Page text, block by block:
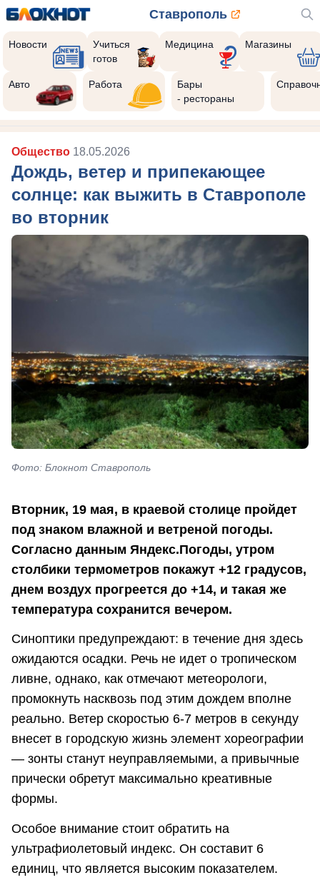
Ставрополь
Новости
Учиться
готов
Медицина Магазины
Авто Работа
Бары
- рестораны
Общество 18.05.2026
Дождь, ветер и припекающее
солнце: как выжить в Ставрополе
во вторник
Фото: Блокнот Ставрополь
Вторник, 19 мая, в краевой столице пройдет
под знаком влажной и ветреной погоды.
Согласно данным Яндекс.Погоды, утром
столбики термометров покажут +12 градусов,
днем воздух прогреется до +14, и такая же
температура сохранится вечером.
Синоптики предупреждают: в течение дня здесь
ожидаются осадки. Речь не идет о тропическом
ливне, однако, как отмечают метеорологи,
промокнуть насквозь под этим дождем вполне
реально. Ветер скоростью 6-7 метров в секунду
внесет в городскую жизнь элемент хореографии
— зонты станут неуправляемыми, а привычные
прически обретут максимально креативные
формы.
Особое внимание стоит обратить на
ультрафиолетовый индекс. Он составит 6
единиц, что является высоким показателем.